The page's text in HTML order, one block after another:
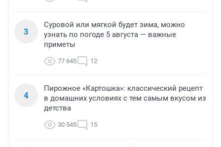
3
Суровой или мягкой будет зима, можно
узнать по погоде 5 августа — важные
приметы
77 645 12
4
Пирожное «Картошка»: классический рецепт
в домашних условиях с тем самым вкусом из
детства
30 545 15